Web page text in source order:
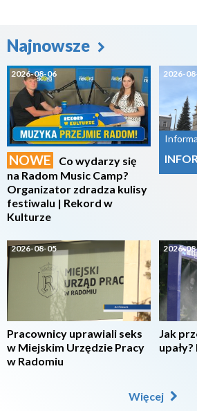
Najnowsze
2026-08-06
NOWE
Co wydarzy się
na Radom Music Camp?
Organizator zdradza kulisy
festiwalu | Rekord w
Kulturze
2026-08-05
Pracownicy uprawiali seks
w Miejskim Urzędzie Pracy
w Radomiu
2026-
2026-
Jak
Więcej